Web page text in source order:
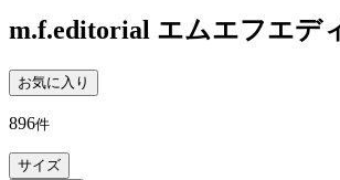
m.f.editorial エムエフエデ
お気に入り
896件
サイズ